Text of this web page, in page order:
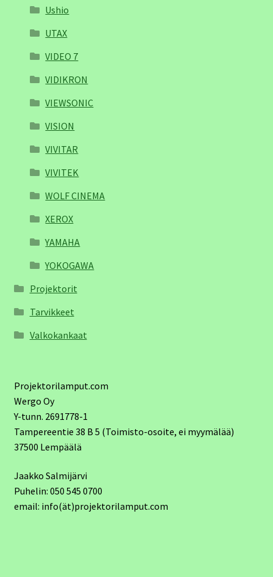
Ushio
UTAX
VIDEO 7
VIDIKRON
VIEWSONIC
VISION
VIVITAR
VIVITEK
WOLF CINEMA
XEROX
YAMAHA
YOKOGAWA
Projektorit
Tarvikkeet
Valkokankaat
Projektorilamput.com
Wergo Oy
Y-tunn. 2691778-1
Tampereentie 38 B 5 (Toimisto-osoite, ei myymälää)
37500 Lempäälä
Jaakko Salmijärvi
Puhelin: 050 545 0700
email: info(ät)projektorilamput.com